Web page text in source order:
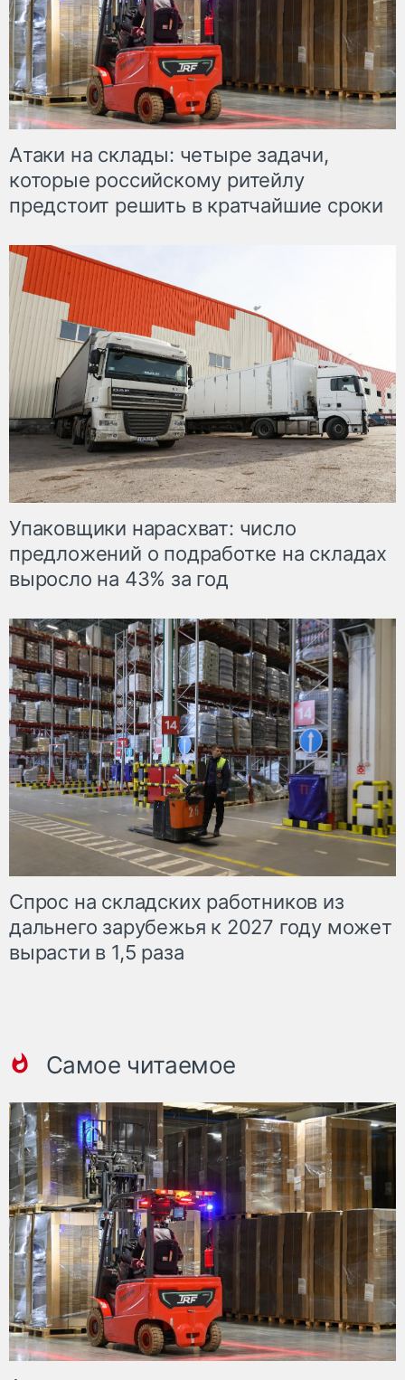
Атаки на склады: четыре задачи,
которые российскому ритейлу
предстоит решить в кратчайшие сроки
Упаковщики нарасхват: число
предложений о подработке на складах
выросло на 43% за год
Спрос на складских работников из
дальнего зарубежья к 2027 году может
вырасти в 1,5 раза
Самое читаемое